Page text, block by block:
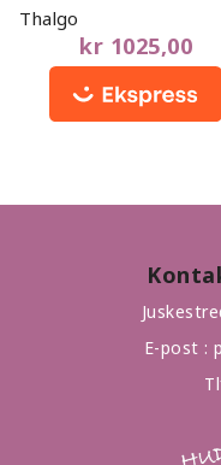
Thalgo
kr 1025,00
E-post :